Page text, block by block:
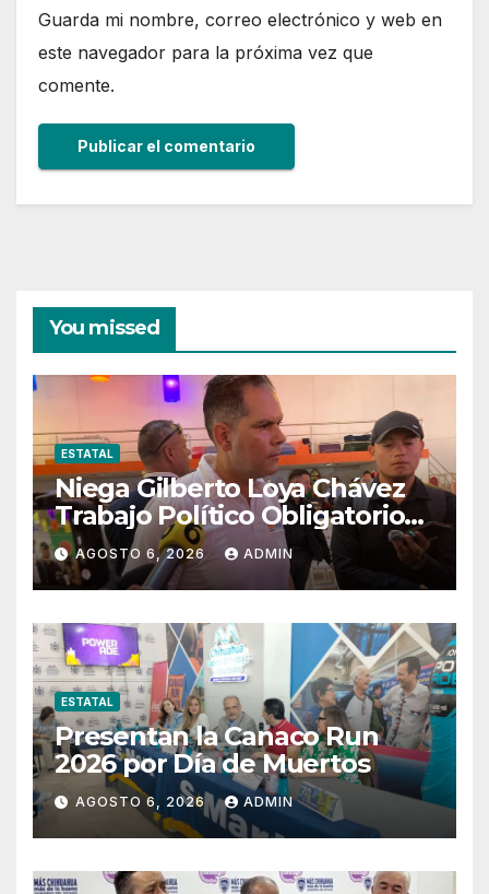
Guarda mi nombre, correo electrónico y web en
este navegador para la próxima vez que
comente.
You missed
ESTATAL
Niega Gilberto Loya Chávez
Trabajo Político Obligatorio
De Exempleados De SSPE
AGOSTO 6, 2026 ADMIN
ESTATAL
Presentan la Canaco Run
2026 por Día de Muertos
AGOSTO 6, 2026 ADMIN